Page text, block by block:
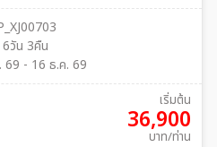
6วัน 3คืน
69 - 16 ธ.ค. 69
เริ่มต้น
36,900
บาท/ท่าน